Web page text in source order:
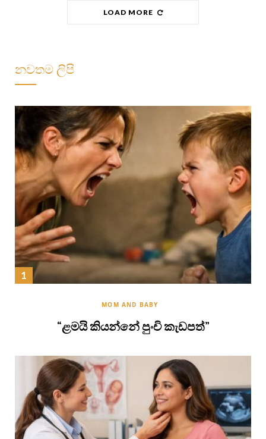
LOAD MORE
නවතම ලිපි
MOM AND BABY
“ළමයි කියන්නේ පුංචි කැඩපත්”